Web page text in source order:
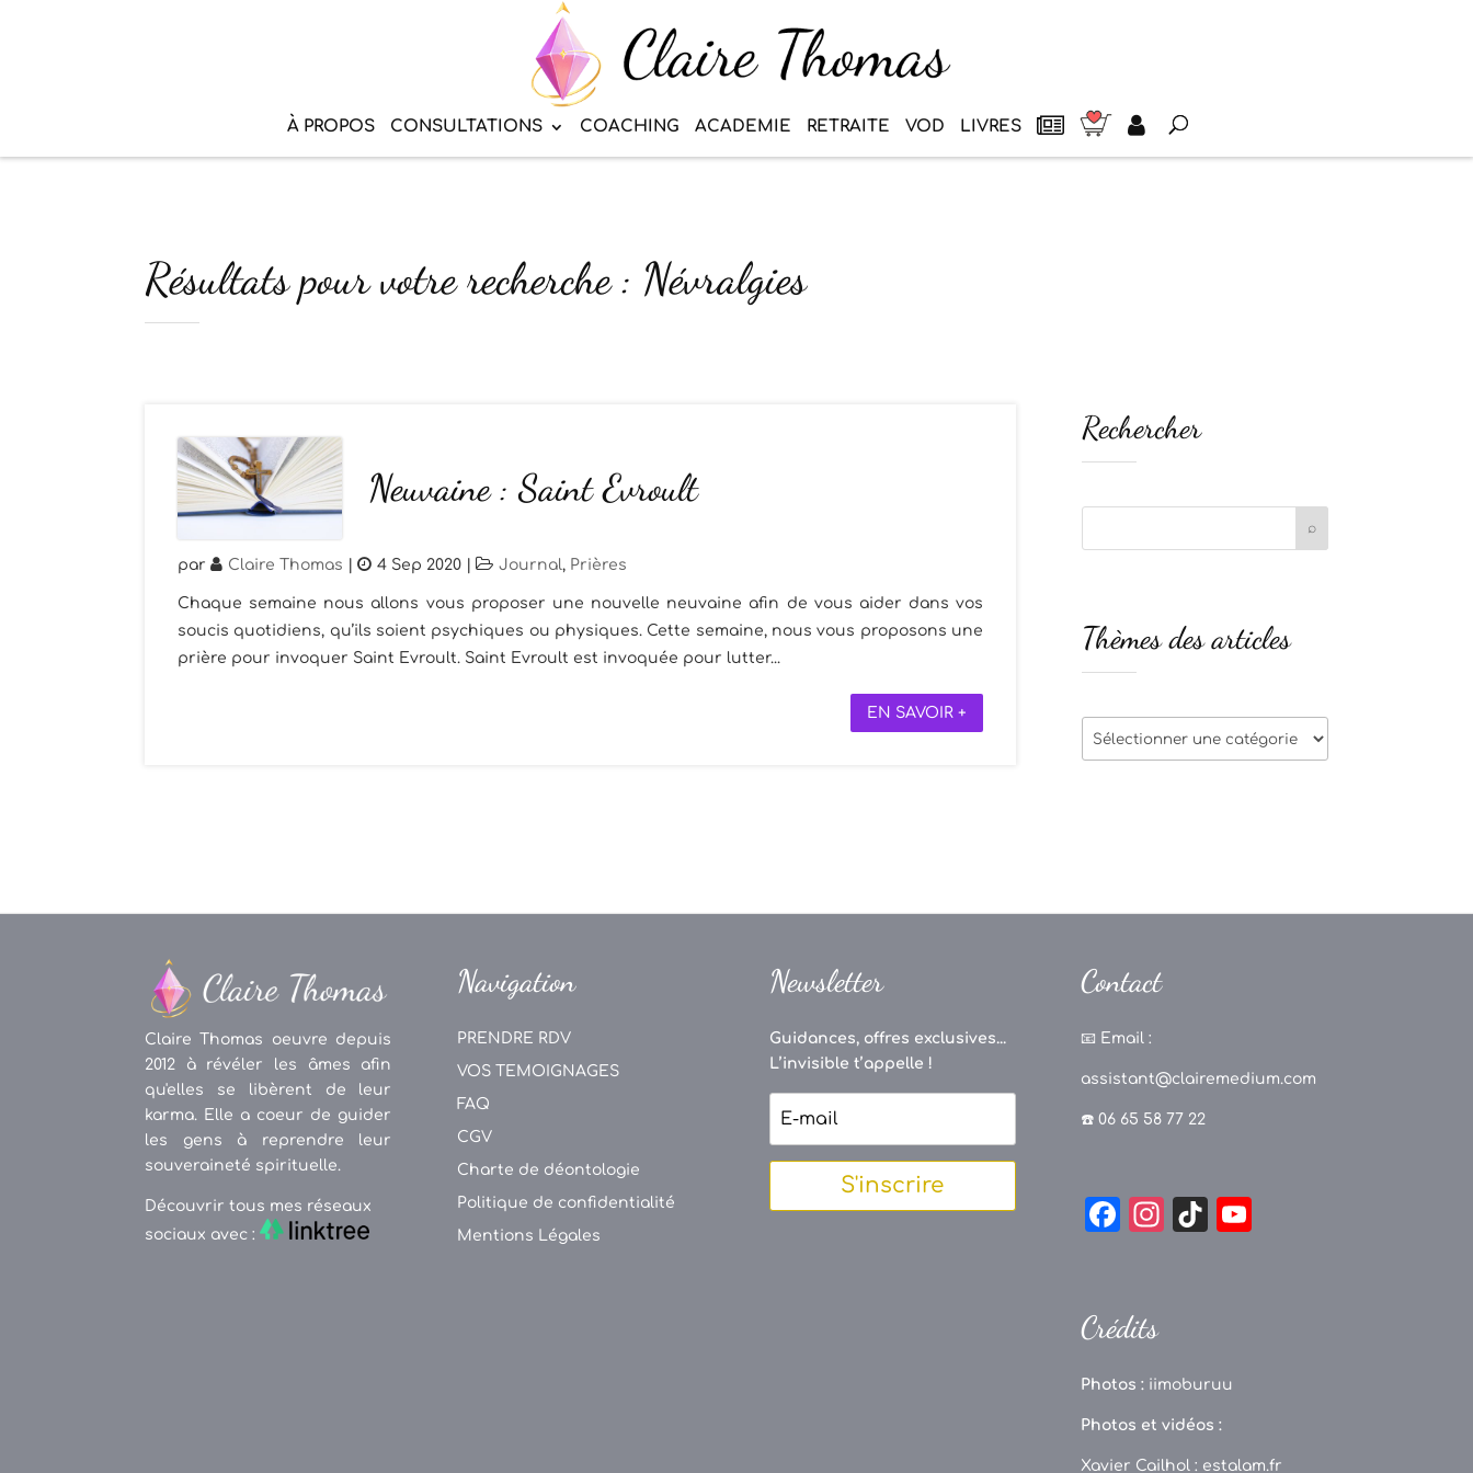
À PROPOS CONSULTATIONS COACHING ACADEMIE RETRAITE VOD LIVRES
Résultats pour votre recherche : Névralgies
Neuvaine : Saint Evroult
par Claire Thomas 4 Sep 2020 Journal, Prières
Chaque semaine nous allons vous proposer une nouvelle neuvaine afin de vous aider dans vos
soucis quotidiens, qu’ils soient psychiques ou physiques. Cette semaine, nous vous proposons une
prière pour invoquer Saint Evroult. Saint Evroult est invoquée pour lutter...
EN SAVOIR +
Rechercher
Thèmes des articles
Thèmes
des
Claire Thomas oeuvre depuis
2012 à révéler les âmes afin
qu'elles se libèrent de leur
karma. Elle a coeur de guider
les gens à reprendre leur
souveraineté spirituelle.
Découvrir tous mes réseaux
sociaux avec :
Navigation
PRENDRE RDV
VOS TEMOIGNAGES
FAQ
CGV
Charte de déontologie
Politique de confidentialité
Mentions Légales
Newsletter
Guidances, offres exclusives...
L’invisible t’appelle !
S'inscrire
Contact
📧 Email :
assistant@clairemedium.com
☎️ 06 65 58 77 22
F
e
o
o
k
In
a
m
Ti
C
Crédits
Photos : iimoburuu
Photos et vidéos :
Xavier Cailhol : estalam.fr